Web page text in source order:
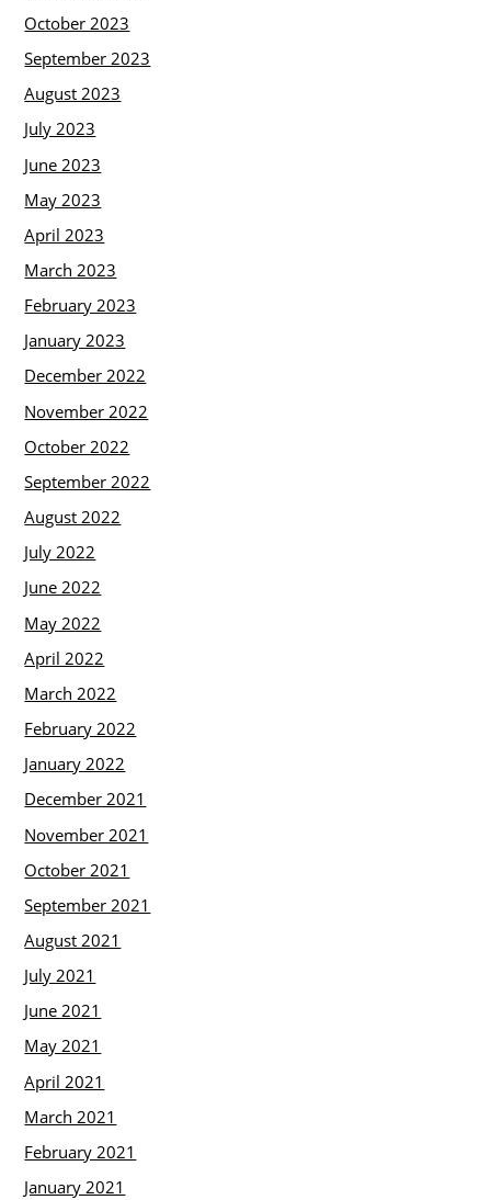
October 2023
September 2023
August 2023
July 2023
June 2023
May 2023
April 2023
March 2023
February 2023
January 2023
December 2022
November 2022
October 2022
September 2022
August 2022
July 2022
June 2022
May 2022
April 2022
March 2022
February 2022
January 2022
December 2021
November 2021
October 2021
September 2021
August 2021
July 2021
June 2021
May 2021
April 2021
March 2021
February 2021
January 2021